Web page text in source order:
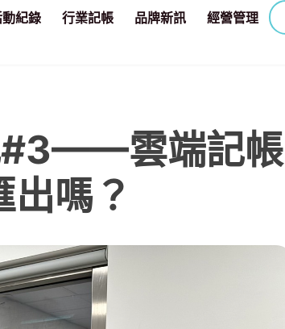
紀錄 行業記帳 品牌新訊 經營管理
#3——雲端記帳
嗎？